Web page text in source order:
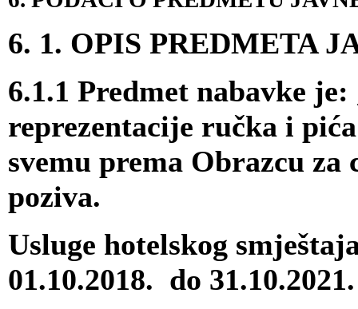
6. 1. OPIS PREDMETA
6.1.1 Predmet nabavke
reprezentacije ručka i
svemu prema Obrazcu
poziva.
Usluge hotelskog
01.10.2018. do